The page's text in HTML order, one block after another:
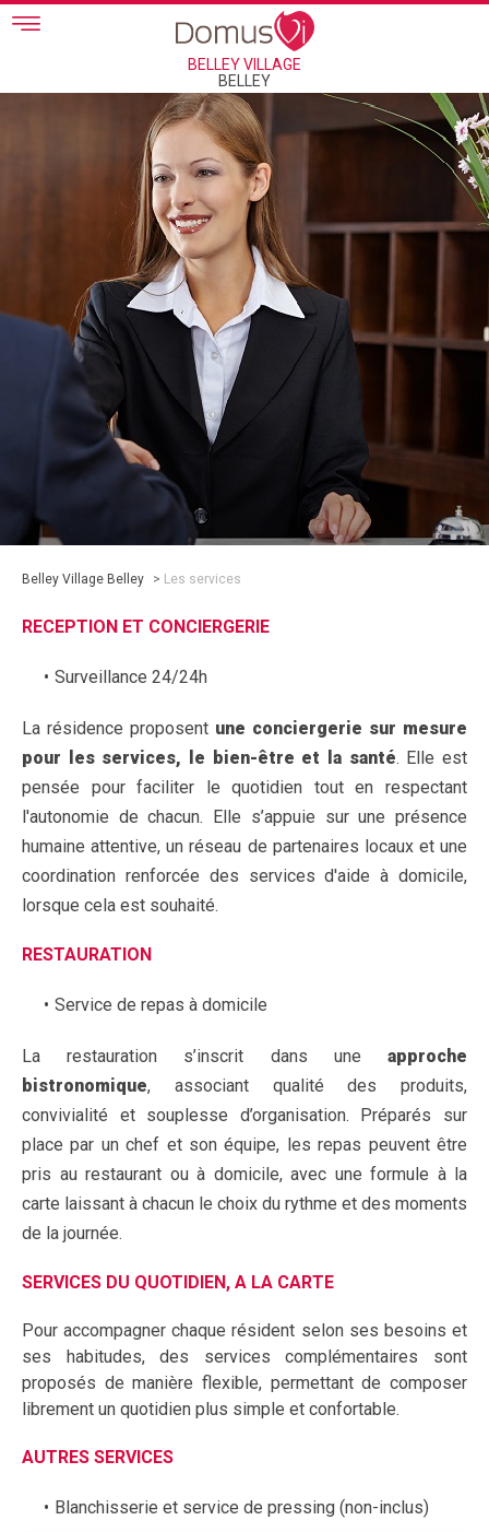
Skip to main content
BELLEY VILLAGE
BELLEY
Belley Village Belley > Les services
RECEPTION ET CONCIERGERIE
Surveillance 24/24h
La résidence proposent une conciergerie sur mesure
pour les services, le bien-être et la santé. Elle est
pensée pour faciliter le quotidien tout en respectant
l'autonomie de chacun. Elle s’appuie sur une présence
humaine attentive, un réseau de partenaires locaux et une
coordination renforcée des services d'aide à domicile,
lorsque cela est souhaité.
RESTAURATION
Service de repas à domicile
La restauration s’inscrit dans une approche
bistronomique, associant qualité des produits,
convivialité et souplesse d’organisation. Préparés sur
place par un chef et son équipe, les repas peuvent être
pris au restaurant ou à domicile, avec une formule à la
carte laissant à chacun le choix du rythme et des moments
de la journée.
SERVICES DU QUOTIDIEN, A LA CARTE
Pour accompagner chaque résident selon ses besoins et
ses habitudes, des services complémentaires sont
proposés de manière flexible, permettant de composer
librement un quotidien plus simple et confortable.
AUTRES SERVICES
Blanchisserie et service de pressing (non-inclus)